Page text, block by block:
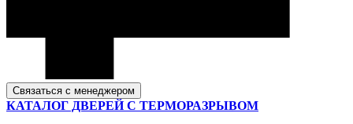
Связаться с менеджером
КАТАЛОГ ДВЕРЕЙ С ТЕРМОРАЗРЫВОМ